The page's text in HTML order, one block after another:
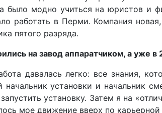
было модно учиться на юристов и
работать в Перми. Компания
пятого разряда.
на завод аппаратчиком, а уже
давалась легко: все знания,
начальник установки и начальник
установку. Затем я на
мое движение вверх по карьерной